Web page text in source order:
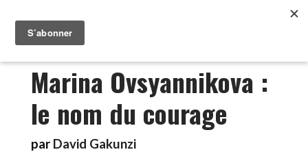
Marina Ovsyannikova :
le nom du courage
par David Gakunzi